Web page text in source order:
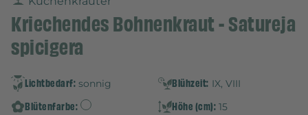
Kriechendes Bohnenkraut - Satureja
spicigera
Lichtbedarf: sonnig Blühzeit: IX, VIII
Blütenfarbe: Höhe (cm): 15